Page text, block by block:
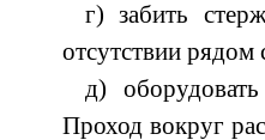
г) забить
отсутствии рядом
д)
Проход вокруг